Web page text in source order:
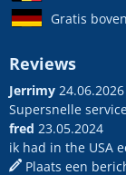
Gratis
Reviews
Jerrimy 24.06.2026
Supersnelle
fred 23.05.2024
ik had in the USA
Plaats een